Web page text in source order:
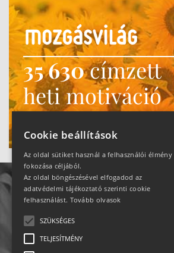
35 630címzett
heti motiváció
Ne maradj le!
Cookie beállítások
Az oldal sütiket használ a felhasználói élmény
fokozása céljából.
Az oldal böngészésével elfogadod az
adatvédelmi tájékoztató szerinti cookie
felhasználást. Tovább olvasok
SZÜKSÉGES
TELJESÍTMÉNY